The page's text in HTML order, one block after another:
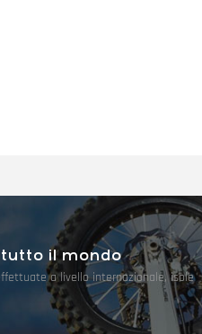
il mondo
a livello internazionale, isole